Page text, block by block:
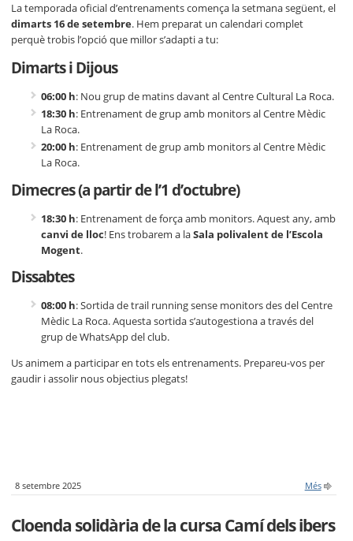
La temporada oficial d’entrenaments comença la setmana següent, el
dimarts 16 de setembre. Hem preparat un calendari complet
perquè trobis l’opció que millor s’adapti a tu:
Dimarts i Dijous
06:00 h: Nou grup de matins davant al Centre Cultural La Roca.
18:30 h: Entrenament de grup amb monitors al Centre Mèdic
La Roca.
20:00 h: Entrenament de grup amb monitors al Centre Mèdic
La Roca.
Dimecres (a partir de l’1 d’octubre)
18:30 h: Entrenament de força amb monitors. Aquest any, amb
canvi de lloc! Ens trobarem a laSala polivalent de l’Escola
Mogent.
Dissabtes
08:00 h: Sortida de trail running sense monitors des del Centre
Mèdic La Roca. Aquesta sortida s’autogestiona a través del
grup de WhatsApp del club.
Us animem a participar en tots els entrenaments. Prepareu-vos per
gaudir i assolir nous objectius plegats!
8 setembre 2025 Més
Cloenda solidària de la cursa Camí dels ibers